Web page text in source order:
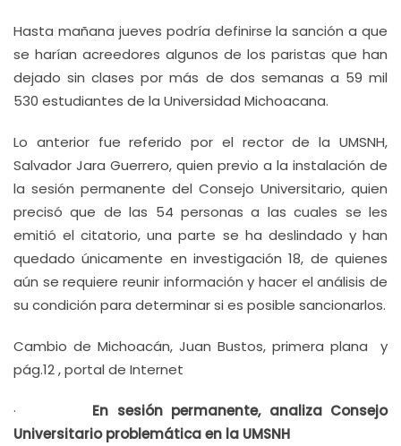
Hasta mañana jueves podría definirse la sanción a que
se harían acreedores algunos de los paristas que han
dejado sin clases por más de dos semanas a 59 mil
530 estudiantes de la Universidad Michoacana.
Lo anterior fue referido por el rector de la UMSNH,
Salvador Jara Guerrero, quien previo a la instalación de
la sesión permanente del Consejo Universitario, quien
precisó que de las 54 personas a las cuales se les
emitió el citatorio, una parte se ha deslindado y han
quedado únicamente en investigación 18, de quienes
aún se requiere reunir información y hacer el análisis de
su condición para determinar si es posible sancionarlos.
Cambio de Michoacán, Juan Bustos, primera plana y
pág.12 , portal de Internet
· En sesión permanente, analiza Consejo
Universitario problemática en la UMSNH